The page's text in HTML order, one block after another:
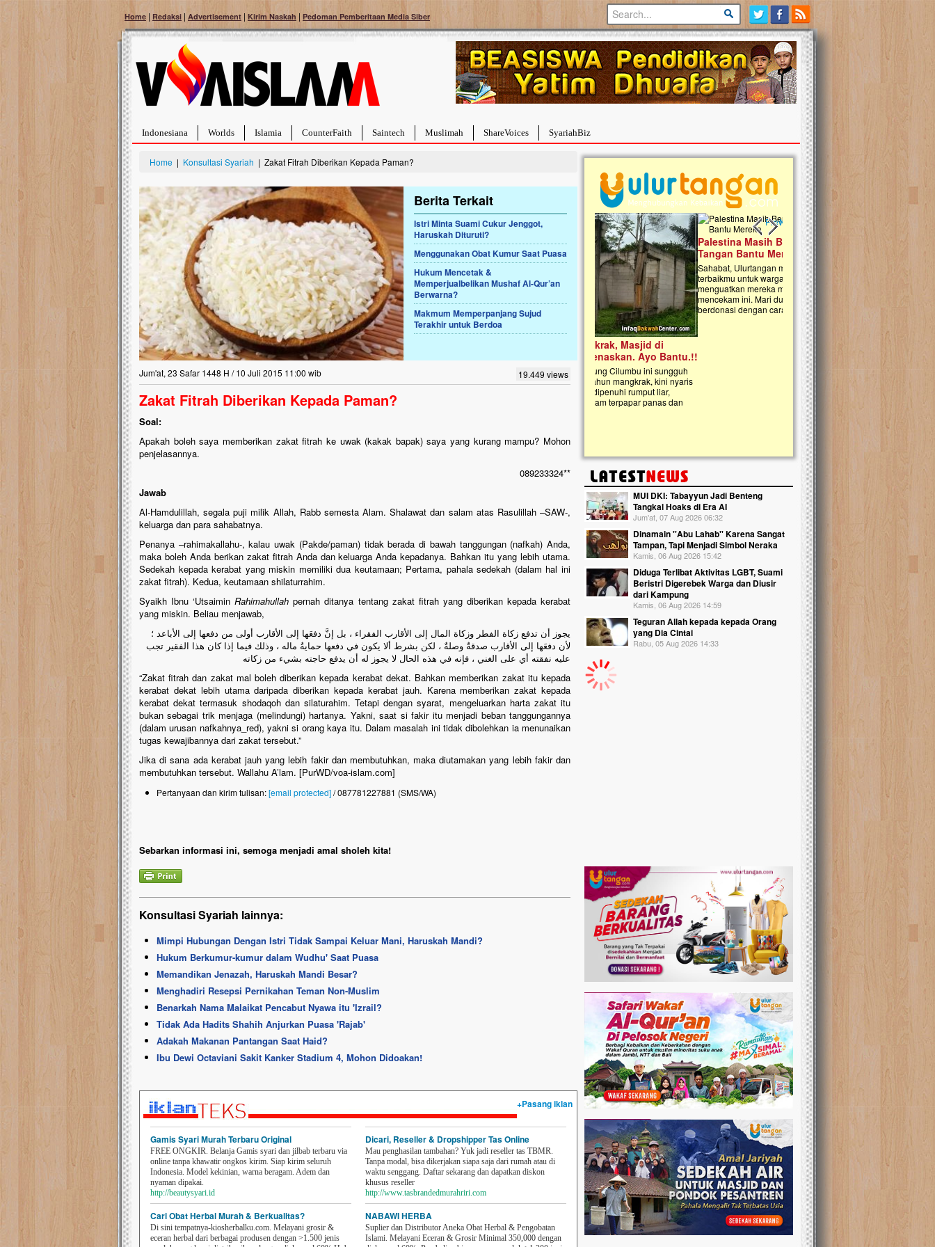
Home | Redaksi | Advertisement | Kirim Naskah | Pedoman Pemberitaan Media Siber
Indonesiana Worlds Islamia CounterFaith Saintech Muslimah ShareVoices SyariahBiz
Home | Konsultasi Syariah | Zakat Fitrah Diberikan Kepada Paman?
Berita Terkait
Istri Minta Suami Cukur Jenggot,
Haruskah Dituruti?
Menggunakan Obat Kumur Saat Puasa
Hukum Mencetak &
Memperjualbelikan Mushaf Al-Qur’an
Berwarna?
Makmum Memperpanjang Sujud
Terakhir untuk Berdoa
Jum'at, 23 Safar 1448 H / 10 Juli 2015 11:00 wib 19.449 views
Zakat Fitrah Diberikan Kepada Paman?
Soal:
Apakah boleh saya memberikan zakat fitrah ke uwak (kakak bapak) saya yang kurang mampu? Mohon
penjelasannya.
089233324**
Jawab
Al-Hamdulillah, segala puji milik Allah, Rabb semesta Alam. Shalawat dan salam atas Rasulillah –SAW-,
keluarga dan para sahabatnya.
Penanya –rahimakallahu-, kalau uwak (Pakde/paman) tidak berada di bawah tanggungan (nafkah) Anda,
maka boleh Anda berikan zakat fitrah Anda dan keluarga Anda kepadanya. Bahkan itu yang lebih utama.
Sedekah kepada kerabat yang miskin memiliki dua keutamaan; Pertama, pahala sedekah (dalam hal ini
zakat fitrah). Kedua, keutamaan shilaturrahim.
Syaikh Ibnu ‘UtsaiminRahimahullah pernah ditanya tentang zakat fitrah yang diberikan kepada kerabat
yang miskin. Beliau menjawab,
يجوز أن تدفع زكاة الفطر وزكاة المال إلى الأقارب الفقراء ، بل إنَّ دفعَها إلى الأقارب أولى من دفعها إلى الأباعد ؛
لأن دفعَها إلى الأقارب صدقةٌ وصلةٌ ، لكن بشرط ألا يكون في دفعها حمايةُ ماله ، وذلك فيما إذا كان هذا الفقير تجب
عليه نفقته أي على الغني ، فإنه في هذه الحال لا يجوز له أن يدفع حاجته بشيء من زكاته
“Zakat fitrah dan zakat mal boleh diberikan kepada kerabat dekat. Bahkan memberikan zakat itu kepada
kerabat dekat lebih utama daripada diberikan kepada kerabat jauh. Karena memberikan zakat kepada
kerabat dekat termasuk shodaqoh dan silaturahim. Tetapi dengan syarat, mengeluarkan harta zakat itu
bukan sebagai trik menjaga (melindungi) hartanya. Yakni, saat si fakir itu menjadi beban tanggungannya
(dalam urusan nafkahnya_red), yakni si orang kaya itu. Dalam masalah ini tidak dibolehkan ia menunaikan
tugas kewajibannya dari zakat tersebut.”
Jika di sana ada kerabat jauh yang lebih fakir dan membutuhkan, maka diutamakan yang lebih fakir dan
membutuhkan tersebut. Wallahu A’lam. [PurWD/voa-islam.com]
Pertanyaan dan kirim tulisan:[email protected]/ 087781227881 (SMS/WA)
Sebarkan informasi ini, semoga menjadi amal sholeh kita!
Konsultasi Syariah lainnya:
Mimpi Hubungan Dengan Istri Tidak Sampai Keluar Mani, Haruskah Mandi?
Hukum Berkumur-kumur dalam Wudhu' Saat Puasa
Memandikan Jenazah, Haruskah Mandi Besar?
Menghadiri Resepsi Pernikahan Teman Non-Muslim
Benarkah Nama Malaikat Pencabut Nyawa itu 'Izrail?
Tidak Ada Hadits Shahih Anjurkan Puasa 'Rajab'
Adakah Makanan Pantangan Saat Haid?
Ibu Dewi Octaviani Sakit Kanker Stadium 4, Mohon Didoakan!
+Pasang iklan
Gamis Syari Murah Terbaru Original
FREE ONGKIR. Belanja Gamis syari dan jilbab terbaru via
online tanpa khawatir ongkos kirim. Siap kirim seluruh
Indonesia. Model kekinian, warna beragam. Adem dan
nyaman dipakai.
http://beautysyari.id
Cari Obat Herbal Murah & Berkualitas?
Di sini tempatnya-kiosherbalku.com. Melayani grosir &
eceran herbal dari berbagai produsen dengan >1.500 jenis
Dicari, Reseller & Dropshipper Tas Online
Mau penghasilan tambahan? Yuk jadi reseller tas TBMR.
Tanpa modal, bisa dikerjakan siapa saja dari rumah atau di
waktu senggang. Daftar sekarang dan dapatkan diskon
khusus reseller
http://www.tasbrandedmurahriri.com
NABAWI HERBA
Suplier dan Distributor Aneka Obat Herbal & Pengobatan
Islami. Melayani Eceran & Grosir Minimal 350,000 dengan
Previous slide
Next slide
Bantu Naura, Balita Hebat Sembuh Dari
Tumor Pembuluh Darah
Hidup Naura Salsabila dipenuhi dengan
rintangan yang sangat berat. Meskipun baru
berusia sepuluh bulan, bayi yang imut ini harus
menghadapi penyakit yang dahsyat, yaitu tumor
pembuluh darah berukuran...
Nasib masjid di Kampung Cilumbu ini sungguh
mengenaskan. Lima tahun mangkrak, kini nyaris
Palestina Masih Berduka, Ayo Ulurkan
Tangan Bantu Mereka
Sahabat, Ulurtangan mari kirimkan dukungan
terbaikmu untuk warga Palestina di Gaza demi
menguatkan mereka menghadapi situasi
mencekam ini. Mari dukung mereka dengan
berdonasi dengan cara:...
Open Donasi Wakaf
Rumah Qur'an & TK Islam
Najjah di Jonggol
Saat ini, Ulurtangan bersama Yayasan
Najjahtul Islam Jonggol sedang merintis
pembangunan Rumah Qur’an dan
kanak Islam Terpadu (TKIT) An Najjah
Gedung Majelis Taklim di Jonggol,...
MUI DKI: Tabayyun Jadi Benteng
Tangkal Hoaks di Era AI
Jum'at, 07 Aug 2026 06:32
Dinamain ''Abu Lahab'' Karena Sangat
Tampan, Tapi Menjadi Simbol Neraka
Kamis, 06 Aug 2026 15:42
Diduga Terlibat Aktivitas LGBT, Suami
Beristri Digerebek Warga dan Diusir
dari Kampung
Kamis, 06 Aug 2026 14:59
Teguran Allah kepada kepada Orang
yang Dia Cintai
Rabu, 05 Aug 2026 14:33